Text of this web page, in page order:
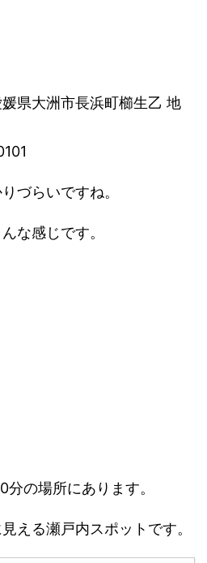
県大洲市長浜町櫛生乙 地
づらいですね。
な感じです。
の場所にあります。
える瀬戸内スポットです。